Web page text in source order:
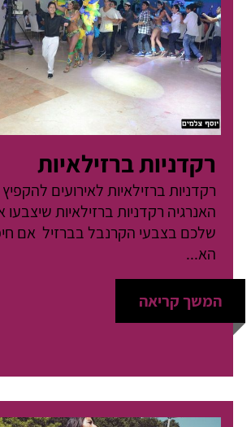
רקדניות ברזילאיות
רקדניות ברזילאיות לאירועים
האנרגיה רקדניות ברזילאיות שיצבעו
שלכם בצבעי הקרנבל בברזיל אם
הא...
המשך קריאה